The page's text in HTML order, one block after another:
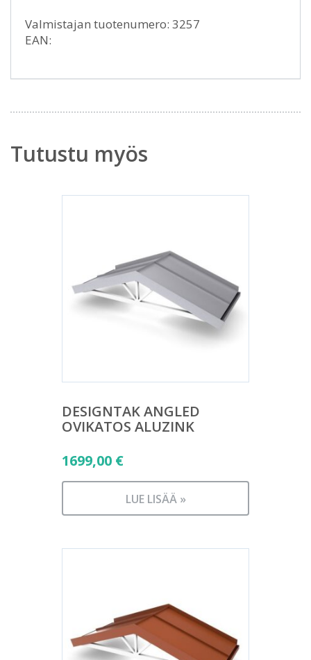
Valmistajan tuotenumero: 3257
EAN:
Tutustu myös
DESIGNTAK ANGLED
OVIKATOS ALUZINK
1699,00 €
LUE LISÄÄ »